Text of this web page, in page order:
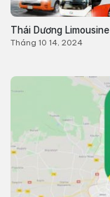
Thái Dương Limousine
Tháng 10 14, 2024